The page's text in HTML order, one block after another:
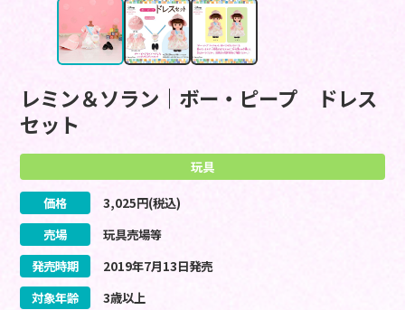
レミン＆ソラン｜ボー・ピープ ドレス
セット
玩具
価格 3,025円(税込)
売場
玩具売場等
発売時期
2019年7月13日発売
対象年齢
3歳以上